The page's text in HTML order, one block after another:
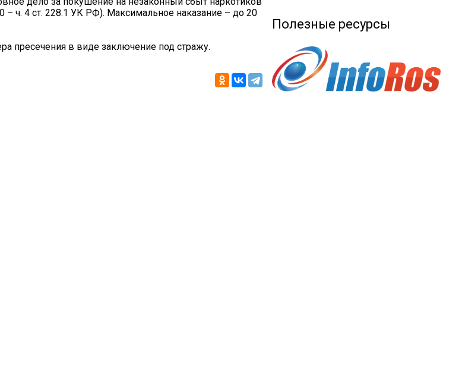
– ч. 4 ст. 228.1 УК РФ). Максимальное наказание – до 20
пресечения в виде заключение под стражу.
Полезные ресурсы